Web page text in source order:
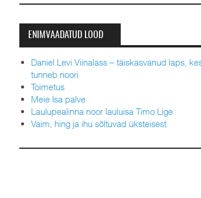
ENIMVAADATUD LOOD
Daniel Levi Viinalass – täiskasvanud laps, kes
tunneb noori
Toimetus
Laulupealinna noor lauluisa Timo Lige